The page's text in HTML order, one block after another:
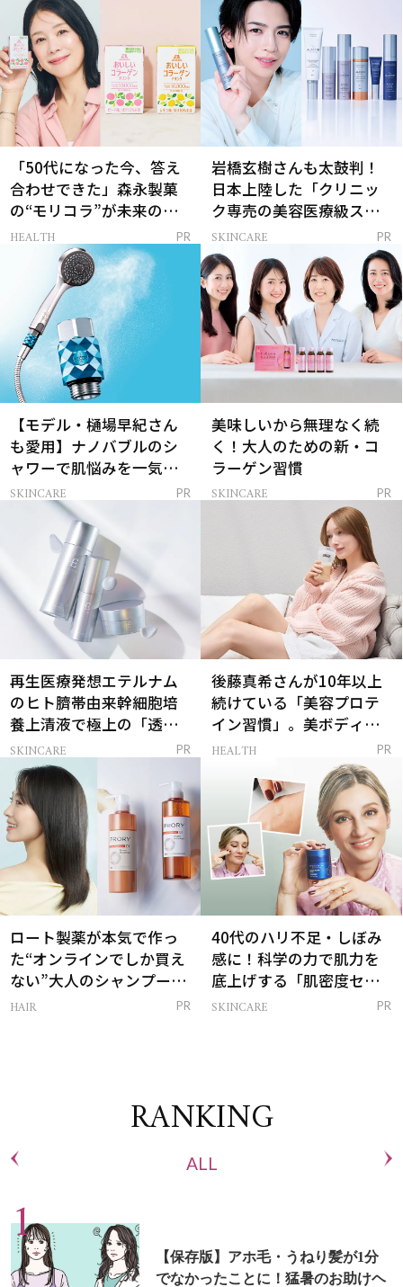
「50代になった今、答え
合わせできた」森永製菓
の“モリコラ”が未来のキ
レイを連れてくる！
HEALTH PR
岩橋玄樹さんも太鼓判！
日本上陸した「クリニッ
ク専売の美容医療級スキ
ンケア」
SKINCARE PR
【モデル・樋場早紀さん
も愛用】ナノバブルのシ
ャワーで肌悩みを一気に
解決
SKINCARE PR
美味しいから無理なく続
く！大人のための新・コ
ラーゲン習慣
SKINCARE PR
再生医療発想エテルナム
のヒト臍帯由来幹細胞培
養上清液で極上の「透明
感ハリ肌」へ
SKINCARE PR
後藤真希さんが10年以上
続けている「美容プロテ
イン習慣」。美ボディを
支える朝ルーティンと
HEALTH PR
ロート製薬が本気で作っ
た“オンラインでしか買え
ない”大人のシャンプー＆
トリートメントって？
HAIR PR
40代のハリ不足・しぼみ
感に！科学の力で肌力を
底上げする「肌密度セラ
ム」
SKINCARE PR
RANKING
ALL
【保存版】アホ毛・うねり髪が1分
でなかったことに！猛暑のお助けヘ